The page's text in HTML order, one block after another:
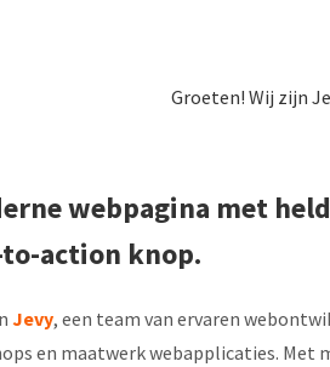
Groeten! Wij zijn
webpagina met
action knop.
Jevy, een team van ervaren
en maatwerk webapplicaties. Met